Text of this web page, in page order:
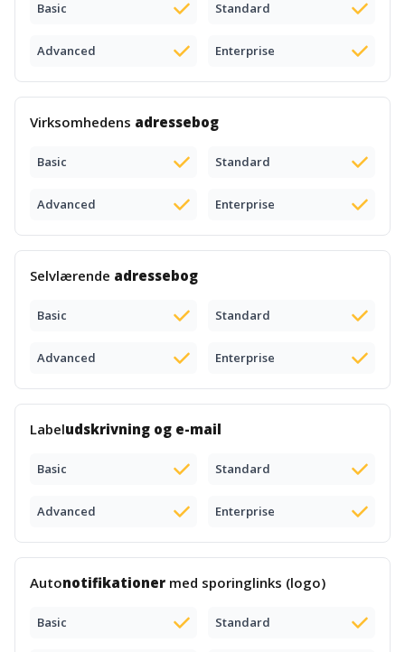
Basic Standard
Advanced Enterprise
Virksomhedens adressebog
Basic Standard
Advanced Enterprise
Selvlærende adressebog
Basic Standard
Advanced Enterprise
Labeludskrivning og e-mail
Basic Standard
Advanced Enterprise
Autonotifikationer med sporinglinks (logo)
Basic Standard